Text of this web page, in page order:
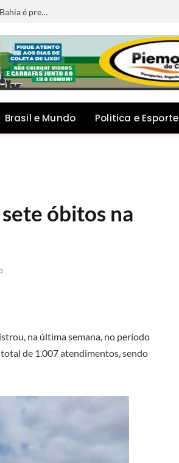
Foragido por matar jovem grávida de oito meses a tiros na Bahia é preso em Minas Gerais
Brasil e Mundo Politica e Esporte
óbitos na
na última semana, no período
de 1.007 atendimentos, sendo